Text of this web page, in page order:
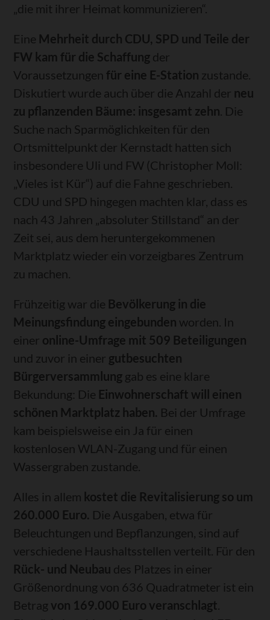
„die mit ihrer Heimat kommunizieren“.
Eine Mehrheit durch CDU, SPD und Teile der
FW kam für die Schaffung der
Voraussetzungen für eine E-Station zustande.
Diskutiert wurde auch über die Anzahl der neu
zu pflanzenden Bäume: insgesamt zehn. Die
Suche nach Sparmöglichkeiten für den
Ortsmittelpunkt der Kernstadt hatten sich
insbesondere Uli und FW (Christopher Moll:
„Vieles ist Kür“) auf die Fahne geschrieben.
CDU und SPD hingegen machten klar, dass es
nach 43 Jahren „absoluter Stillstand“ an der
Zeit sei, aus dem heruntergekommenen
Marktplatz wieder ein vorzeigbares Zentrum
zu machen.
Frühzeitig war die Bevölkerung in die
Meinungsfindung eingebunden worden. In
einer online-Umfrage mit 509 Beteiligungen
und zuvor in einer gutbesuchten
Bürgerversammlung gab es eine klare
Bekundung: Die Einwohnerschaft will einen
schönen Marktplatz haben. Bei der Umfrage
kam beispielsweise ein Ja für einen
kostenlosen WLAN-Zugang und für einen
Wassergraben zustande.
Alles in allem kostet die Revitalisierung so um
260.000 Euro. Die Ausgaben, etwa für
Beleuchtungen und Bepflanzungen, sind auf
verschiedene Haushaltsstellen verteilt. Für den
Rück- und Neubau des Platzes in einer
Größenordnung von 636 Quadratmeter ist ein
Betrag von 169.000 Euro veranschlagt.